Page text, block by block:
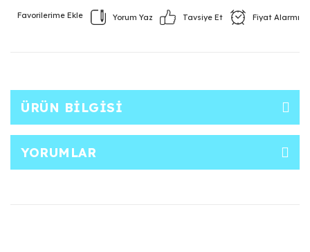
Yorum Yaz Tavsiye Et Fiyat Alarmı
ÜRÜN BILGISI
YORUMLAR